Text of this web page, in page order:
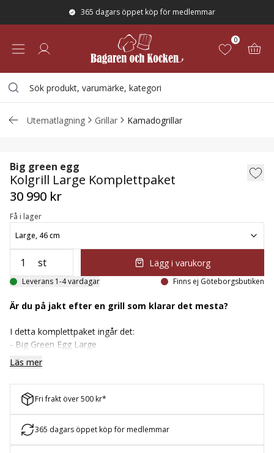
365 dagars öppet köp för medlemmar
0
Utematlagning Grillar Kamadogrillar
Kolgrill Large Komplettpaket
Big green egg
Kolgrill Large Komplettpaket
30 990 kr
Få i lager
Large, 46 cm
st Lägg i varukorg
Leverans 1-4 vardagar Finns ej Göteborgsbutiken
Är du på jakt efter en grill som klarar det mesta?
I detta komplettpaket ingår det:
- Big Green Egg Large
- Underrede (Nest)
- Sidohyllor (Mates)
Big Green Egg Large:
- Vikt: 70 kg
- Grillyta Diameter: 46 cm
- Är idealisk för grillning/rökning eller stekning för 10 personer
och uppåt
Läs mer
Fri frakt över 500 kr*
365 dagars öppet köp för medlemmar